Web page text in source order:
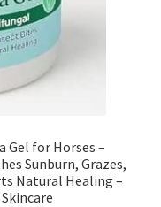
Gel for Horses –
Sunburn, Grazes,
Natural Healing –